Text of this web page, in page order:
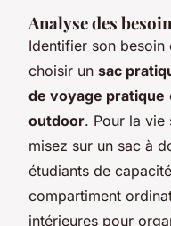
Analyse des
Identifier son
choisir un sac
de voyage pratique
outdoor. Pour la vie
misez sur un sac à
étudiants de
compartiment
intérieures pour